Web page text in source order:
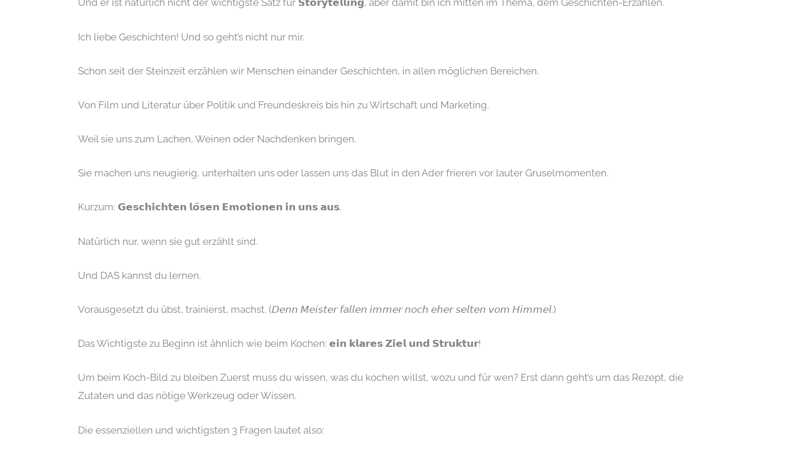
Und er ist natürlich nicht der wichtigste Satz für 𝗦𝘁𝗼𝗿𝘆𝘁𝗲𝗹𝗹𝗶𝗻𝗴, aber damit bin ich mitten im Thema, dem Geschichten-Erzählen.
Ich liebe Geschichten! Und so geht’s nicht nur mir.
Schon seit der Steinzeit erzählen wir Menschen einander Geschichten, in allen möglichen Bereichen.
Von Film und Literatur über Politik und Freundeskreis bis hin zu Wirtschaft und Marketing.
Weil sie uns zum Lachen, Weinen oder Nachdenken bringen.
Sie machen uns neugierig, unterhalten uns oder lassen uns das Blut in den Ader frieren vor lauter Gruselmomenten.
Kurzum: 𝗚𝗲𝘀𝗰𝗵𝗶𝗰𝗵𝘁𝗲𝗻 𝗹𝗼̈𝘀𝗲𝗻 𝗘𝗺𝗼𝘁𝗶𝗼𝗻𝗲𝗻 𝗶𝗻 𝘂𝗻𝘀 𝗮𝘂𝘀.
Natürlich nur, wenn sie gut erzählt sind.
Und DAS kannst du lernen.
Vorausgesetzt du übst, trainierst, machst. (𝘋𝘦𝘯𝘯 𝘔𝘦𝘪𝘴𝘵𝘦𝘳 𝘧𝘢𝘭𝘭𝘦𝘯 𝘪𝘮𝘮𝘦𝘳 𝘯𝘰𝘤𝘩 𝘦𝘩𝘦𝘳 𝘴𝘦𝘭𝘵𝘦𝘯 𝘷𝘰𝘮 𝘏𝘪𝘮𝘮𝘦𝘭.)
Das Wichtigste zu Beginn ist ähnlich wie beim Kochen: 𝗲𝗶𝗻 𝗸𝗹𝗮𝗿𝗲𝘀 𝗭𝗶𝗲𝗹 𝘂𝗻𝗱 𝗦𝘁𝗿𝘂𝗸𝘁𝘂𝗿!
Um beim Koch-Bild zu bleiben Zuerst muss du wissen, was du kochen willst, wozu und für wen? Erst dann geht’s um das Rezept, die
Zutaten und das nötige Werkzeug oder Wissen.
Die essenziellen und wichtigsten 3 Fragen lautet also: